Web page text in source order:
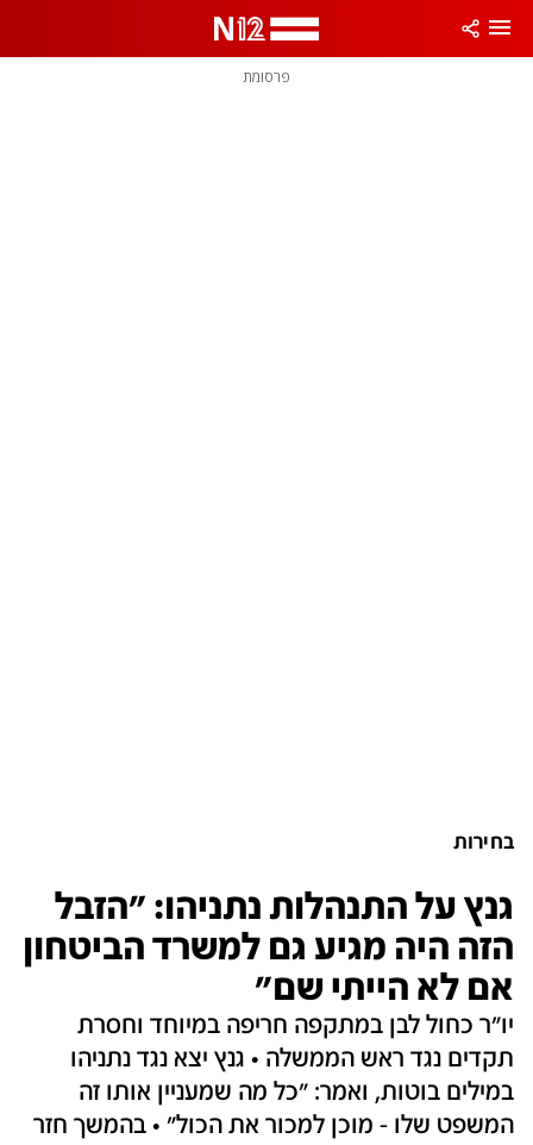
פרסומת
בחירות
גנץ על התנהלות נתניהו: "הזבל
הזה היה מגיע גם למשרד הביטחון
אם לא הייתי שם"
יו"ר כחול לבן במתקפה חריפה במיוחד וחסרת
תקדים נגד ראש הממשלה • גנץ יצא נגד נתניהו
במילים בוטות, ואמר: "כל מה שמעניין אותו זה
המשפט שלו - מוכן למכור את הכול" • בהמשך חזר